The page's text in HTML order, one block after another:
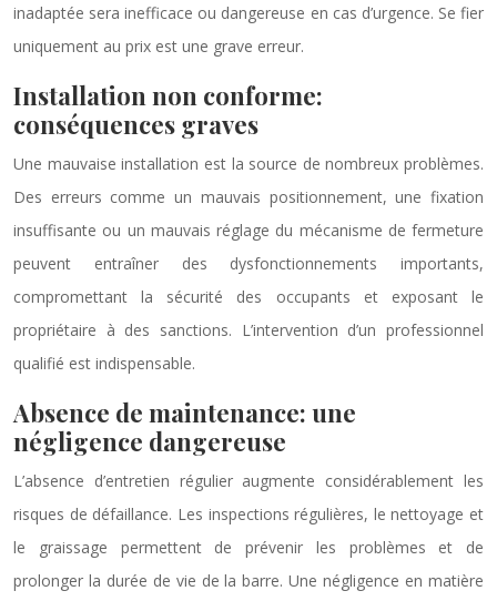
inadaptée sera inefficace ou dangereuse en cas d’urgence. Se fier
uniquement au prix est une grave erreur.
Installation non conforme:
conséquences graves
Une mauvaise installation est la source de nombreux problèmes.
Des erreurs comme un mauvais positionnement, une fixation
insuffisante ou un mauvais réglage du mécanisme de fermeture
peuvent entraîner des dysfonctionnements importants,
compromettant la sécurité des occupants et exposant le
propriétaire à des sanctions. L’intervention d’un professionnel
qualifié est indispensable.
Absence de maintenance: une
négligence dangereuse
L’absence d’entretien régulier augmente considérablement les
risques de défaillance. Les inspections régulières, le nettoyage et
le graissage permettent de prévenir les problèmes et de
prolonger la durée de vie de la barre. Une négligence en matière